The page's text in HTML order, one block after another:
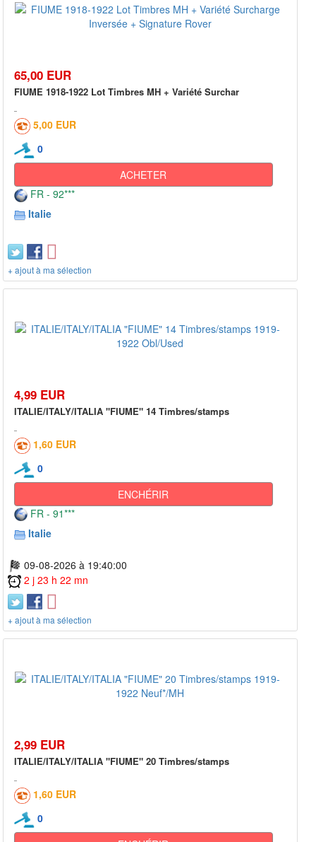
65,00 EUR
FIUME 1918-1922 Lot Timbres MH + Variété Surchar
5,00 EUR
0
ACHETER
FR - 92***
Italie
+ ajout à ma sélection
4,99 EUR
ITALIE/ITALY/ITALIA "FIUME" 14 Timbres/stamps
1,60 EUR
0
ENCHÉRIR
FR - 91***
Italie
09-08-2026 à 19:40:00
2 j 23 h 22 mn
+ ajout à ma sélection
2,99 EUR
ITALIE/ITALY/ITALIA "FIUME" 20 Timbres/stamps
1,60 EUR
0